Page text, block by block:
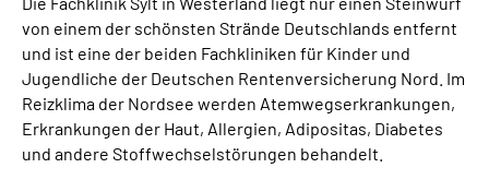
von einem der schönsten Strände Deutschlands entfernt
und ist eine der beiden Fachkliniken für Kinder und
Jugendliche der Deutschen Rentenversicherung Nord. Im
Reizklima der Nordsee werden Atemwegserkrankungen,
Erkrankungen der Haut, Allergien, Adipositas, Diabetes
und andere Stoffwechselstörungen behandelt.